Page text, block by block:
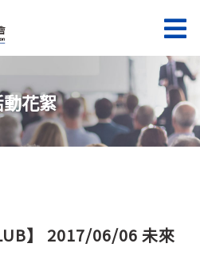
花絮
】 2017/06/06 未來